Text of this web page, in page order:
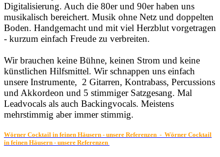
Digitalisierung. Auch die 80er und 90er haben uns
musikalisch bereichert. Musik ohne Netz und doppelten
Boden. Handgemacht und mit viel Herzblut vorgetragen
- kurzum einfach Freude zu verbreiten.
Wir brauchen keine Bühne, keinen Strom und keine
künstlichen Hilfsmittel. Wir schnappen uns einfach
unsere Instrumente, 2 Gitarren, Kontrabass, Percussions
und Akkordeon und 5 stimmiger Satzgesang. Mal
Leadvocals als auch Backingvocals. Meistens
mehrstimmig aber immer stimmig.
Wörner Cocktail in feinen Häusern - unsere Referenzen - Wörner Cocktail
in feinen Häusern - unsere Referenzen